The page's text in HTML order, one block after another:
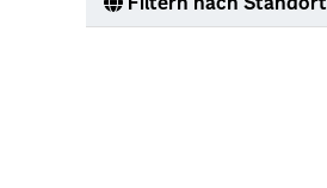
Filtern nach Standort